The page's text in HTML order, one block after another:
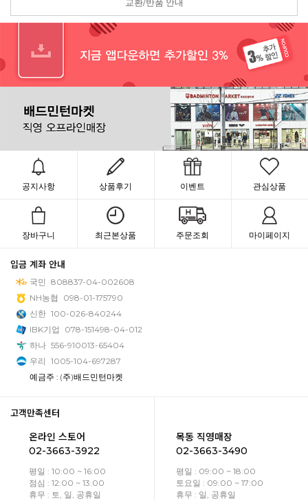
공지사항 상품후기 이벤트 관심상품
장바구니 최근본상품 주문조회 마이페이지
입금 계좌 안내
국민 808837-04-002608
NH농협
098-01-175790
신한 100-026-840244
IBK기업
078-151498-04-012
하나 556-910013-65404
우리 1005-104-697287
예금주 : (주)배드민턴마켓
고객만족센터
온라인 스토어
02-3663-3922
평일 : 10:00 ~ 16:00
점심 : 12:00 ~ 13:00
휴무 : 토, 일, 공휴일
목동 직영매장
02-3663-3490
평일 : 09:00 ~ 18:00
토요일 : 09:00 ~ 17:00
휴무 : 일, 공휴일